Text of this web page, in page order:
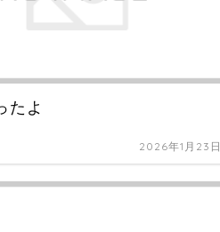
たよ
2026年1月23日